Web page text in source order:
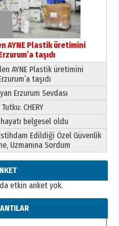
Erzurum’a
daha!
AYNE Plastik üretimini
taşıdı
AYNE Plastik üretimini
taşıdı
Erzurum Sevdası
CHERY
belgesel oldu
Edildiği Özel Güvenlik
Uzmanına Sordum
etkin anket yok.